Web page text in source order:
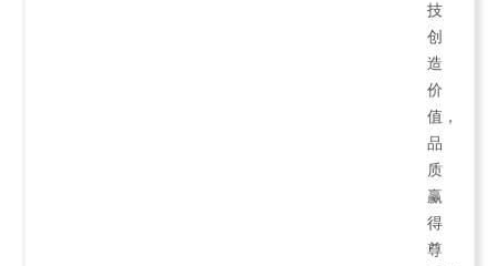
技
创
造
价
值，
品
质
赢
得
尊